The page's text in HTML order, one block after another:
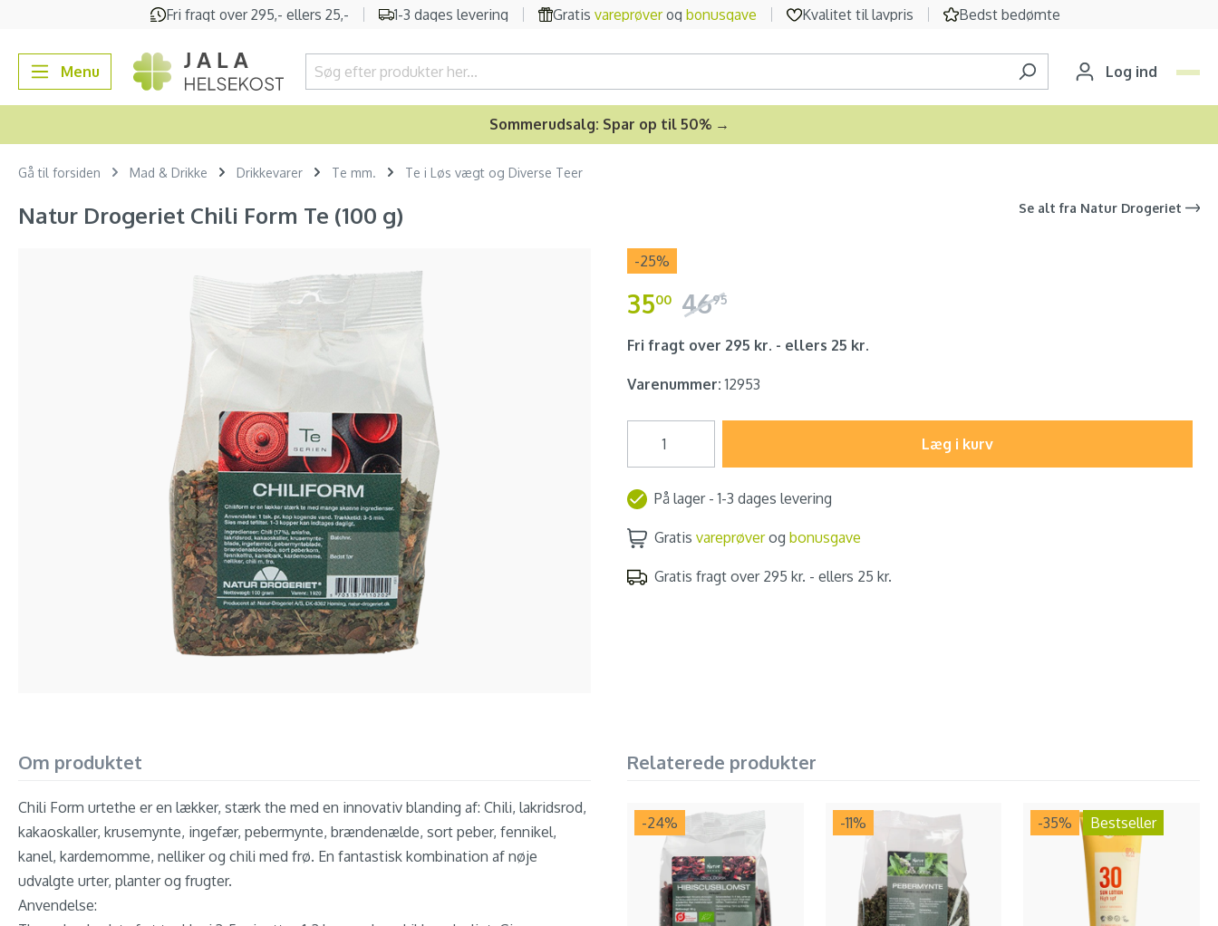
Gå til hovednavigationFri fragt over 295,- ellers 25,- 1-3 dages levering Gratisvareprøverogbonusgave Kvalitet til lavpris Bedst bedømte
Menu Log ind
Sommerudsalg: Spar op til 50% →
Gå til forsiden Mad & Drikke Drikkevarer Te mm. Te i Løs vægt og Diverse Teer
Natur Drogeriet Chili Form Te (100 g) Se alt fra Natur Drogeriet
-25%
3500 4695
Fri fragt over 295 kr. - ellers 25 kr.
Varenummer: 12953
Læg i kurv
På lager - 1-3 dages levering
Gratis vareprøverog bonusgave
Gratis fragt over 295 kr. - ellers 25 kr.
Om produktet
Chili Form urtethe er en lækker, stærk the med en innovativ blanding af: Chili, lakridsrod,
kakaoskaller, krusemynte, ingefær, pebermynte, brændenælde, sort peber, fennikel,
kanel, kardemomme, nelliker og chili med frø. En fantastisk kombination af nøje
udvalgte urter, planter og frugter.
Anvendelse:
Relaterede produkter
-24% -11% -35% Bestseller